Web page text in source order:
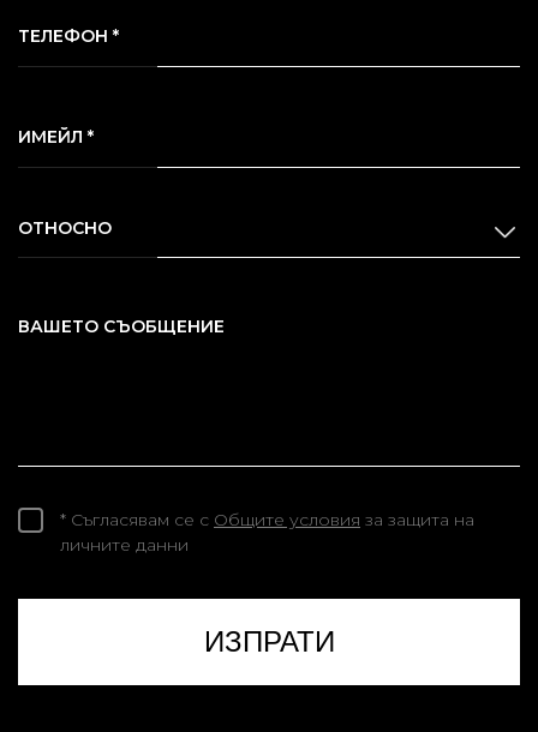
ТЕЛЕФОН *
ИМЕЙЛ *
ОТНОСНО
ВАШЕТО СЪОБЩЕНИЕ
* Съгласявам се с Общите условия за защита на
личните данни